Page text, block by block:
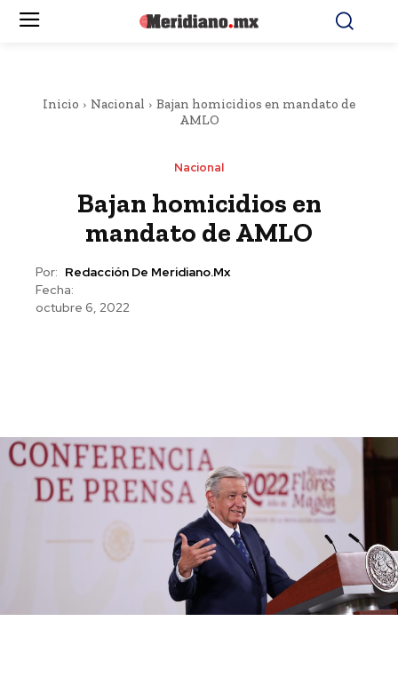
Inicio Nacional
Bajan homicidios en mandato de
AMLO
Nacional
Bajan homicidios en
mandato de AMLO
Por: Redacción De Meridiano.mx
Fecha:
octubre 6, 2022